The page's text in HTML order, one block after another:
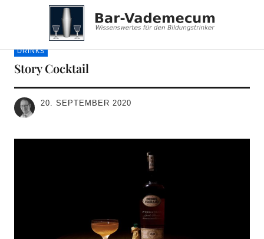
Bar-Vademecum
DRINKS
Story Cocktail
20. SEPTEMBER 2020